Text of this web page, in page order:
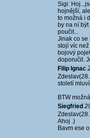
Sigi:
hojnější,
to možná i
by na ní
poučit...
Jinak co se
stojí víc
bojový
doporučit.
Filip Ignac
století
BTW
Siegfried
Ahoj .)
Bavm ese